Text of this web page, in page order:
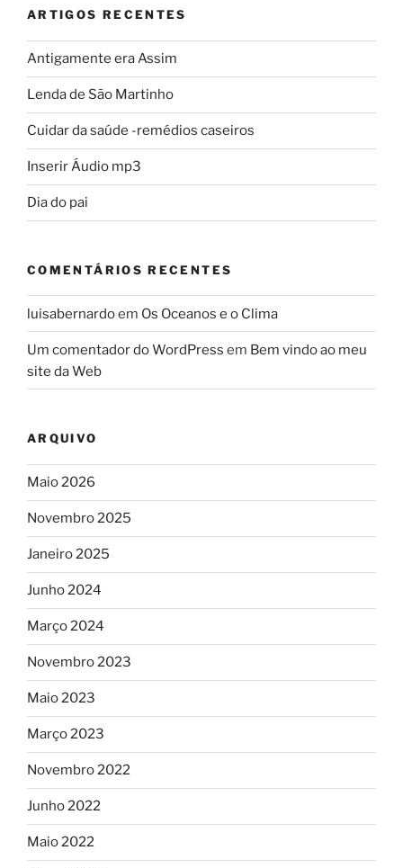
ARTIGOS RECENTES
Antigamente era Assim
Lenda de São Martinho
Cuidar da saúde -remédios caseiros
Inserir Áudio mp3
Dia do pai
COMENTÁRIOS RECENTES
luisabernardoem Os Oceanos e o Clima
Um comentador do WordPress em Bem vindo ao meu
site da Web
ARQUIVO
Maio 2026
Novembro 2025
Janeiro 2025
Junho 2024
Março 2024
Novembro 2023
Maio 2023
Março 2023
Novembro 2022
Junho 2022
Maio 2022